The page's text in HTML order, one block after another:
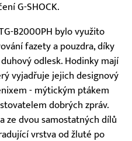
G-SHOCK.
B2000PH bylo využito
fazety a pouzdra, díky
odlesk. Hodinky mají
vyjadřuje jejich designový
- mýtickým ptákem
dobrých zpráv.
ze dvou samostatných dílů
vrstva od žluté po